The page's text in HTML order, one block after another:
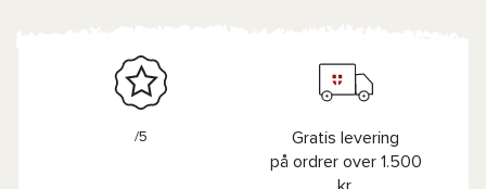
/5
Gratis levering
på ordrer over 1.500